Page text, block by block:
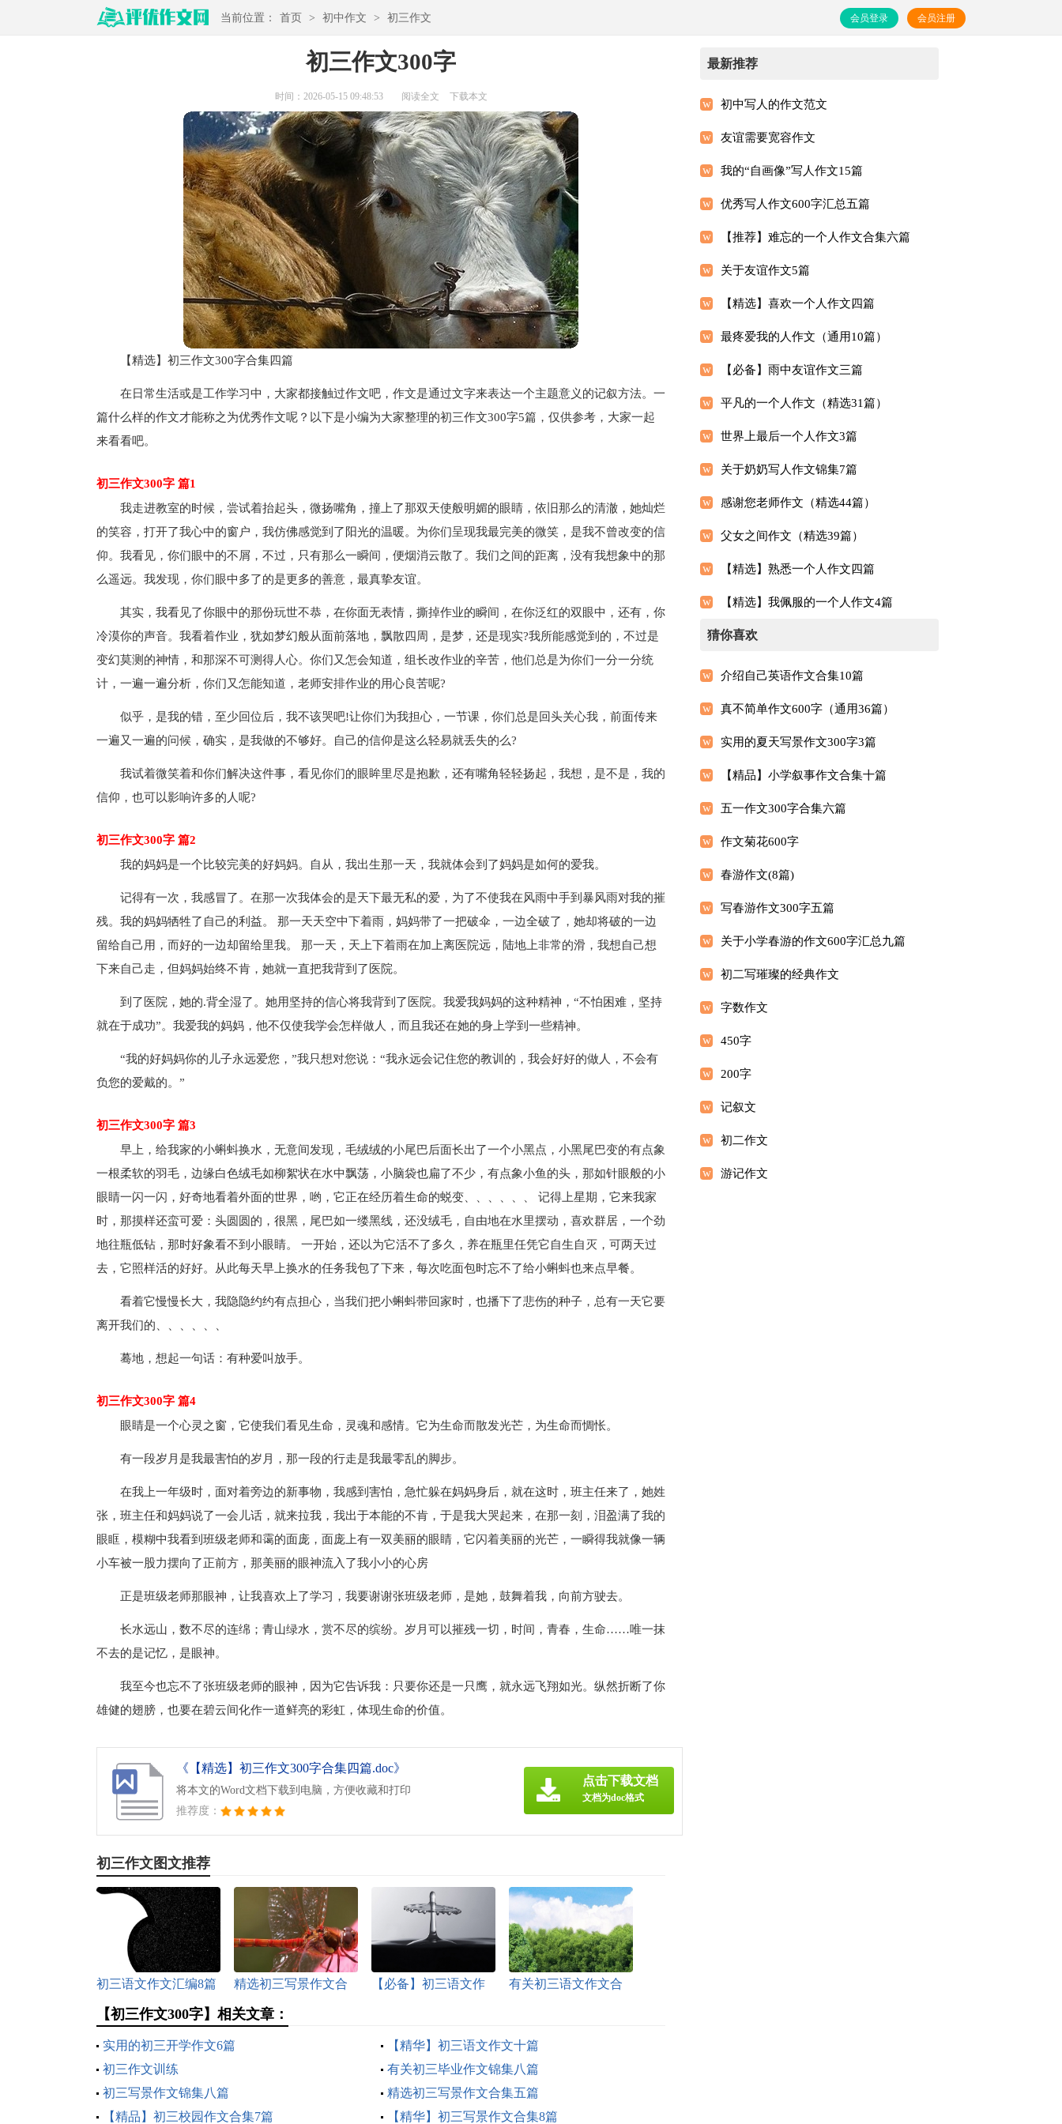
当前位置： 首页 > 初中作文 > 初三作文 会员登录 会员注册
初三作文300字
时间：2026-05-15 09:48:53 阅读全文 下载本文
【精选】初三作文300字合集四篇
在日常生活或是工作学习中，大家都接触过作文吧，作文是通过文字来表达一个主题意义的记叙方法。一
篇什么样的作文才能称之为优秀作文呢？以下是小编为大家整理的初三作文300字5篇，仅供参考，大家一起
来看看吧。
初三作文300字 篇1
我走进教室的时候，尝试着抬起头，微扬嘴角，撞上了那双天使般明媚的眼睛，依旧那么的清澈，她灿烂
的笑容，打开了我心中的窗户，我仿佛感觉到了阳光的温暖。为你们呈现我最完美的微笑，是我不曾改变的信
仰。我看见，你们眼中的不屑，不过，只有那么一瞬间，便烟消云散了。我们之间的距离，没有我想象中的那
么遥远。我发现，你们眼中多了的是更多的善意，最真挚友谊。
其实，我看见了你眼中的那份玩世不恭，在你面无表情，撕掉作业的瞬间，在你泛红的双眼中，还有，你
冷漠你的声音。我看着作业，犹如梦幻般从面前落地，飘散四周，是梦，还是现实?我所能感觉到的，不过是
变幻莫测的神情，和那深不可测得人心。你们又怎会知道，组长改作业的辛苦，他们总是为你们一分一分统
计，一遍一遍分析，你们又怎能知道，老师安排作业的用心良苦呢?
似乎，是我的错，至少回位后，我不该哭吧!让你们为我担心，一节课，你们总是回头关心我，前面传来
一遍又一遍的问候，确实，是我做的不够好。自己的信仰是这么轻易就丢失的么?
我试着微笑着和你们解决这件事，看见你们的眼眸里尽是抱歉，还有嘴角轻轻扬起，我想，是不是，我的
信仰，也可以影响许多的人呢?
初三作文300字 篇2
我的妈妈是一个比较完美的好妈妈。自从，我出生那一天，我就体会到了妈妈是如何的爱我。
记得有一次，我感冒了。在那一次我体会的是天下最无私的爱，为了不使我在风雨中手到暴风雨对我的摧
残。我的妈妈牺牲了自己的利益。 那一天天空中下着雨，妈妈带了一把破伞，一边全破了，她却将破的一边
留给自己用，而好的一边却留给里我。 那一天，天上下着雨在加上离医院远，陆地上非常的滑，我想自己想
下来自己走，但妈妈始终不肯，她就一直把我背到了医院。
到了医院，她的.背全湿了。她用坚持的信心将我背到了医院。我爱我妈妈的这种精神，“不怕困难，坚持
就在于成功”。我爱我的妈妈，他不仅使我学会怎样做人，而且我还在她的身上学到一些精神。
“我的好妈妈你的儿子永远爱您，”我只想对您说：“我永远会记住您的教训的，我会好好的做人，不会有
负您的爱戴的。”
初三作文300字 篇3
早上，给我家的小蝌蚪换水，无意间发现，毛绒绒的小尾巴后面长出了一个小黑点，小黑尾巴变的有点象
一根柔软的羽毛，边缘白色绒毛如柳絮状在水中飘荡，小脑袋也扁了不少，有点象小鱼的头，那如针眼般的小
眼睛一闪一闪，好奇地看着外面的世界，哟，它正在经历着生命的蜕变、、、、、、 记得上星期，它来我家
时，那摸样还蛮可爱：头圆圆的，很黑，尾巴如一缕黑线，还没绒毛，自由地在水里摆动，喜欢群居，一个劲
地往瓶低钻，那时好象看不到小眼睛。 一开始，还以为它活不了多久，养在瓶里任凭它自生自灭，可两天过
去，它照样活的好好。从此每天早上换水的任务我包了下来，每次吃面包时忘不了给小蝌蚪也来点早餐。
看着它慢慢长大，我隐隐约约有点担心，当我们把小蝌蚪带回家时，也播下了悲伤的种子，总有一天它要
离开我们的、、、、、、
蓦地，想起一句话：有种爱叫放手。
初三作文300字 篇4
眼睛是一个心灵之窗，它使我们看见生命，灵魂和感情。它为生命而散发光芒，为生命而惆怅。
有一段岁月是我最害怕的岁月，那一段的行走是我最零乱的脚步。
在我上一年级时，面对着旁边的新事物，我感到害怕，急忙躲在妈妈身后，就在这时，班主任来了，她姓
张，班主任和妈妈说了一会儿话，就来拉我，我出于本能的不肯，于是我大哭起来，在那一刻，泪盈满了我的
眼眶，模糊中我看到班级老师和霭的面庞，面庞上有一双美丽的眼睛，它闪着美丽的光芒，一瞬得我就像一辆
小车被一股力摆向了正前方，那美丽的眼神流入了我小小的心房
正是班级老师那眼神，让我喜欢上了学习，我要谢谢张班级老师，是她，鼓舞着我，向前方驶去。
长水远山，数不尽的连绵；青山绿水，赏不尽的缤纷。岁月可以摧残一切，时间，青春，生命……唯一抹
不去的是记忆，是眼神。
我至今也忘不了张班级老师的眼神，因为它告诉我：只要你还是一只鹰，就永远飞翔如光。纵然折断了你
雄健的翅膀，也要在碧云间化作一道鲜亮的彩虹，体现生命的价值。
《【精选】初三作文300字合集四篇.doc》
将本文的Word文档下载到电脑，方便收藏和打印
推荐度：
点击下载文档
文档为doc格式
初三作文图文推荐
初三语文作文汇编8篇
精选初三写景作文合
集8篇
【必备】初三语文作
有关初三语文作文合
【初三作文300字】相关文章：
实用的初三开学作文6篇
【精华】初三语文作文十篇
初三作文训练
有关初三毕业作文锦集八篇
初三写景作文锦集八篇
精选初三写景作文合集五篇
【精品】初三校园作文合集7篇
【精华】初三写景作文合集8篇
最新推荐
初中写人的作文范文
友谊需要宽容作文
我的“自画像”写人作文15篇
优秀写人作文600字汇总五篇
【推荐】难忘的一个人作文合集六篇
关于友谊作文5篇
【精选】喜欢一个人作文四篇
最疼爱我的人作文（通用10篇）
【必备】雨中友谊作文三篇
平凡的一个人作文（精选31篇）
世界上最后一个人作文3篇
关于奶奶写人作文锦集7篇
感谢您老师作文（精选44篇）
父女之间作文（精选39篇）
【精选】熟悉一个人作文四篇
【精选】我佩服的一个人作文4篇
猜你喜欢
介绍自己英语作文合集10篇
真不简单作文600字（通用36篇）
实用的夏天写景作文300字3篇
【精品】小学叙事作文合集十篇
五一作文300字合集六篇
作文菊花600字
春游作文(8篇)
写春游作文300字五篇
关于小学春游的作文600字汇总九篇
初二写璀璨的经典作文
字数作文
450字
200字
记叙文
初二作文
游记作文